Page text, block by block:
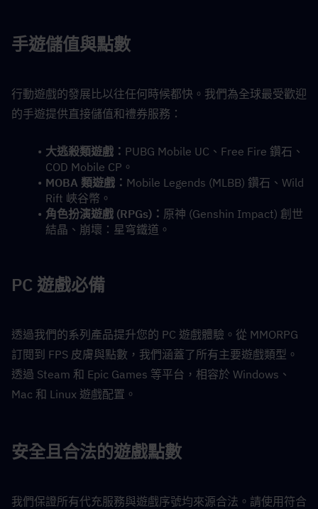
手遊儲值與點數
行動遊戲的發展比以往任何時候都快。我們為全球最受歡迎
的手遊提供直接儲值和禮券服務：
大逃殺類遊戲： PUBG Mobile UC、Free Fire 鑽石、
COD Mobile CP。
MOBA 類遊戲： Mobile Legends (MLBB) 鑽石、Wild
Rift 峽谷幣。
角色扮演遊戲 (RPGs)： 原神 (Genshin Impact) 創世
結晶、崩壞：星穹鐵道。
PC 遊戲必備
透過我們的系列產品提升您的 PC 遊戲體驗。從 MMORPG
訂閱到 FPS 皮膚與點數，我們涵蓋了所有主要遊戲類型。
透過 Steam 和 Epic Games 等平台，相容於 Windows、
Mac 和 Linux 遊戲配置。
安全且合法的遊戲點數
我們保證所有代充服務與遊戲序號均來源合法。請使用符合